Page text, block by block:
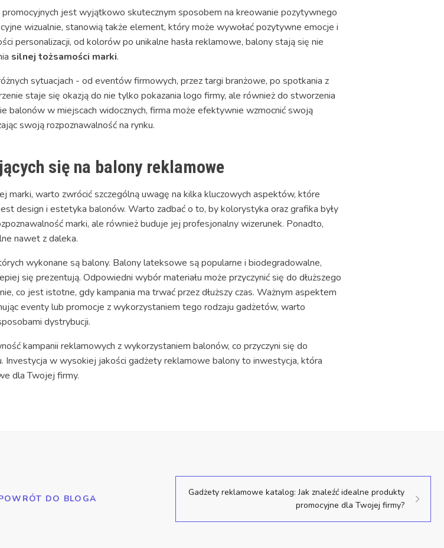
promocyjnych jest wyjątkowo skutecznym sposobem na kreowanie pozytywnego
wizualnie, stanowią także element, który może wywołać pozytywne emocje i
personalizacji, od kolorów po unikalne hasła reklamowe, balony stają się nie
silnej tożsamości marki.
sytuacjach - od eventów firmowych, przez targi branżowe, po spotkania z
staje się okazją do nie tylko pokazania logo firmy, ale również do stworzenia
balonów w miejscach widocznych, firma może efektywnie wzmocnić swoją
swoją rozpoznawalność na rynku.
się na balony reklamowe
marki, warto zwrócić szczególną uwagę na kilka kluczowych aspektów, które
design i estetyka balonów. Warto zadbać o to, by kolorystyka oraz grafika były
marki, ale również buduje jej profesjonalny wizerunek. Ponadto,
nawet z daleka.
wykonane są balony. Balony lateksowe są popularne i biodegradowalne,
się prezentują. Odpowiedni wybór materiału może przyczynić się do dłuższego
co jest istotne, gdy kampania ma trwać przez dłuższy czas. Ważnym aspektem
eventy lub promocje z wykorzystaniem tego rodzaju gadżetów, warto
dystrybucji.
kampanii reklamowych z wykorzystaniem balonów, co przyczyni się do
Investycja w wysokiej jakości gadżety reklamowe balony to inwestycja, która
dla Twojej firmy.
DO BLOGA
Gadżety reklamowe katalog: Jak znaleźć idealne produkty
promocyjne dla Twojej firmy?